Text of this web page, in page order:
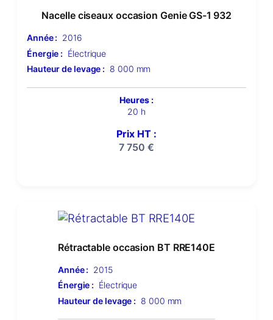
Nacelle ciseaux occasion Genie GS-1 932
Année : 2016
Énergie : Électrique
Hauteur de levage : 8 000 mm
Heures :
20 h
Prix HT :
7 750 €
Rétractable occasion BT RRE140E
Année : 2015
Énergie : Électrique
Hauteur de levage : 8 000 mm